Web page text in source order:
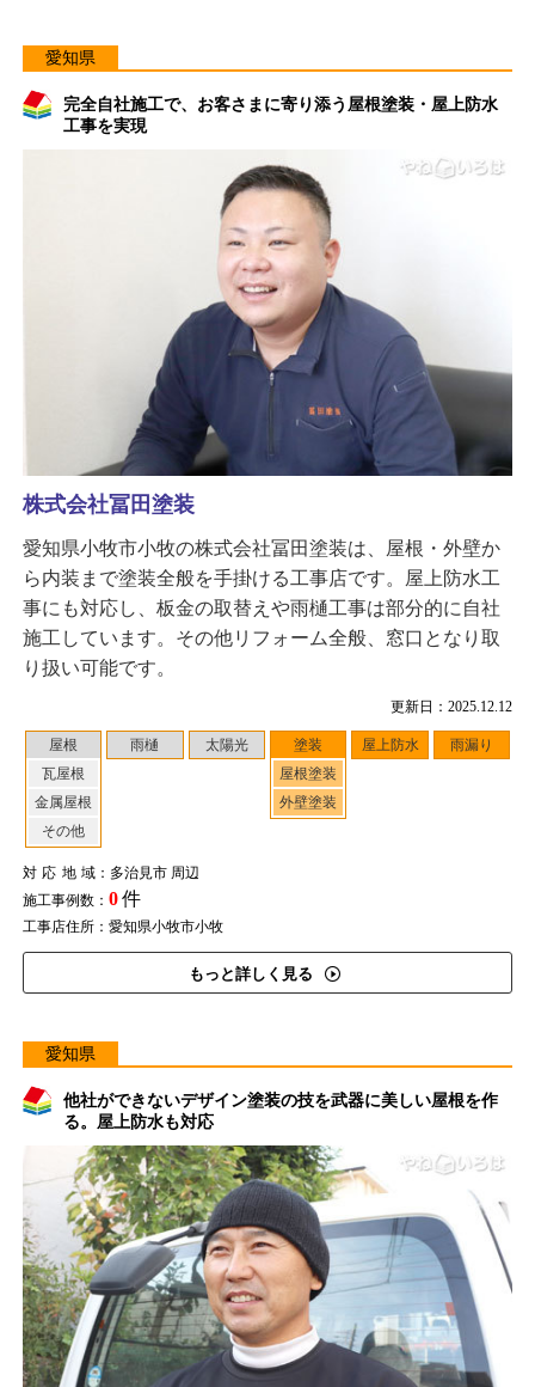
愛知県
完全自社施工で、お客さまに寄り添う屋根塗装・屋上防水
工事を実現
更新日：2025.12.12
屋根
瓦屋根
金属屋根
その他
雨樋 太陽光
塗装
屋根塗装
外壁塗装
屋上防水 雨漏り
対応地域：多治見市 周辺
施工事例数： 0件
工事店住所：愛知県小牧市小牧
もっと詳しく見る
株式会社冨田塗装
愛知県小牧市小牧の株式会社冨田塗装は、屋根・外壁か
ら内装まで塗装全般を手掛ける工事店です。屋上防水工
事にも対応し、板金の取替えや雨樋工事は部分的に自社
施工しています。その他リフォーム全般、窓口となり取
り扱い可能です。
愛知県
他社ができないデザイン塗装の技を武器に美しい屋根を作
る。屋上防水も対応